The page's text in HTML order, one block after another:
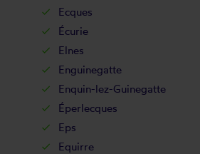
Ecques
Écurie
Elnes
Enguinegatte
Enquin-lez-Guinegatte
Éperlecques
Eps
Equirre